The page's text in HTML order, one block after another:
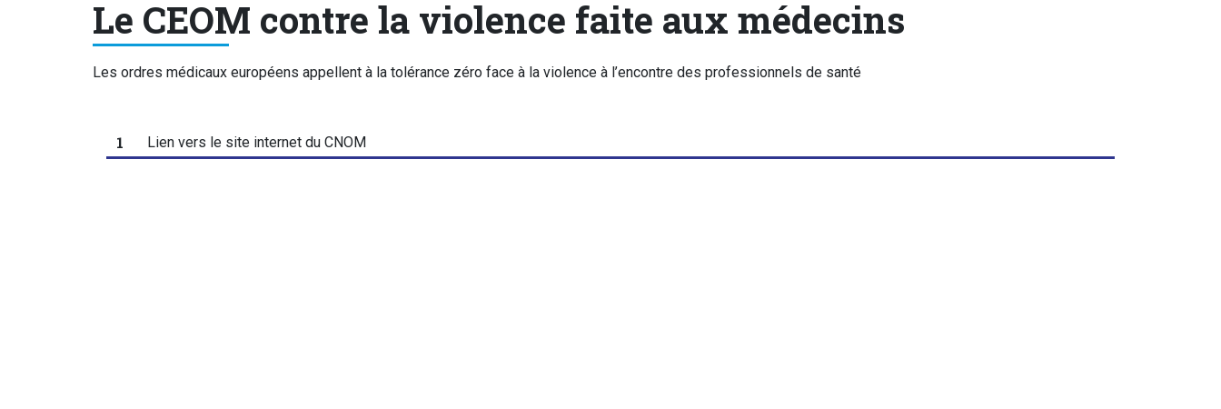
Le CEOM contre la violence faite aux médecins
Corps de texte
Paragraphes
Les ordres médicaux européens appellent à la tolérance zéro face à la violence à l’encontre des professionnels de santé
1 Lien vers le site internet du CNOM